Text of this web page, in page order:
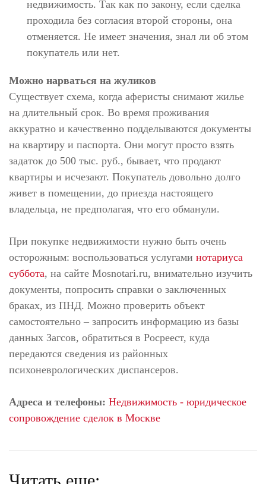
недвижимость. Так как по закону, если сделка
проходила без согласия второй стороны, она
отменяется. Не имеет значения, знал ли об этом
покупатель или нет.
Можно нарваться на жуликов
Существует схема, когда аферисты снимают жилье
на длительный срок. Во время проживания
аккуратно и качественно подделываются документы
на квартиру и паспорта. Они могут просто взять
задаток до 500 тыс. руб., бывает, что продают
квартиры и исчезают. Покупатель довольно долго
живет в помещении, до приезда настоящего
владельца, не предполагая, что его обманули.
При покупке недвижимости нужно быть очень
осторожным: воспользоваться услугами нотариуса
суббота, на сайте Mosnotari.ru, внимательно изучить
документы, попросить справки о заключенных
браках, из ПНД. Можно проверить объект
самостоятельно – запросить информацию из базы
данных Загсов, обратиться в Росреест, куда
передаются сведения из районных
психоневрологических диспансеров.
Адреса и телефоны: Недвижимость - юридическое
сопровождение сделок в Москве